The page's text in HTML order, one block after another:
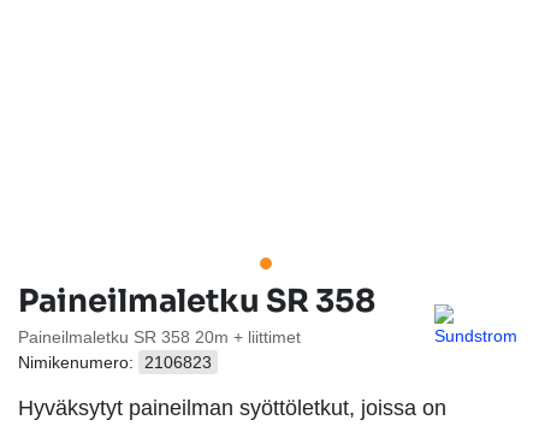
Paineilmaletku SR 358
Paineilmaletku SR 358 20m + liittimet
Nimikenumero:
2106823
Hyväksytyt paineilman syöttöletkut, joissa on